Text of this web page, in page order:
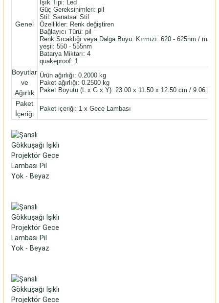
Genel
Işık Tipi: Led
Güç Gereksinimleri: pil
Stil: Sanatsal Stil
Özellikler: Renk değiştiren
Bağlayıcı Türü: pil
Renk Sıcaklığı veya Dalga Boyu: Kırmızı: 620 - 625nm /
yeşil: 550 - 555nm
Batarya Miktarı: 4
quakeproof: 1
Boyutlar
ve
Ağırlık
Ürün ağırlığı: 0.2000 kg
Paket ağırlığı: 0.2500 kg
Paket Boyutu (L x G x Y): 23.00 x 11.50 x 12.50 cm / 9.06 x
Paket
İçeriği
Paket içeriği: 1 x Gece Lambası